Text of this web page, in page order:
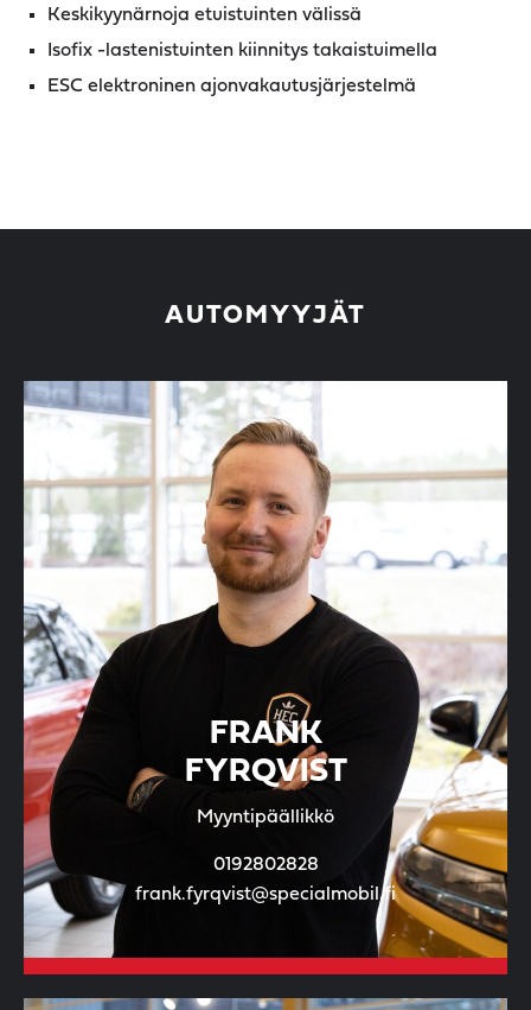
Keskikyynärnoja etuistuinten välissä
Isofix -lastenistuinten kiinnitys takaistuimella
ESC elektroninen ajonvakautusjärjestelmä
AUTOMYYJÄT
FRANK
FYRQVIST
Myyntipäällikkö
0192802828
frank.fyrqvist@specialmobil.fi